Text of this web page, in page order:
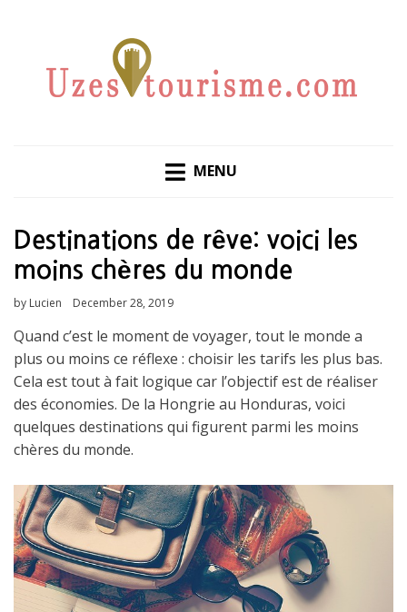
MENU
Destinations de rêve: voici les
moins chères du monde
by Lucien
Posted
December 28, 2019
Quand c’est le moment de voyager, tout le monde a
plus ou moins ce réflexe : choisir les tarifs les plus bas.
Cela est tout à fait logique car l’objectif est de réaliser
des économies. De la Hongrie au Honduras, voici
quelques destinations qui figurent parmi les moins
chères du monde.